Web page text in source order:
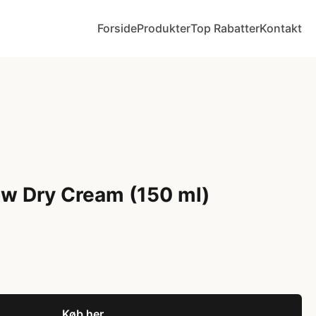
ForsideProdukterTop RabatterKontakt
Dry Cream (150 ml)